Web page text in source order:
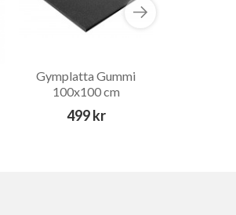
Gymplatta Gummi
100x100 cm
499 kr